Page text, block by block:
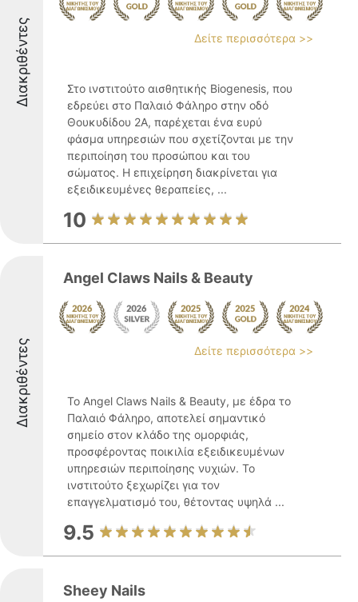
Διακριθέντες Δείτε περισσότερα >>
Στο ινστιτούτο αισθητικής Biogenesis, που
εδρεύει στο Παλαιό Φάληρο στην οδό
Θουκυδίδου 2Α, παρέχεται ένα ευρύ
φάσμα υπηρεσιών που σχετίζονται με την
περιποίηση του προσώπου και του
σώματος. Η επιχείρηση διακρίνεται για
εξειδικευμένες θεραπείες, ...
10
Διακριθέντες
Angel Claws Nails & Beauty
Δείτε περισσότερα >>
Το Angel Claws Nails & Beauty, με έδρα το
Παλαιό Φάληρο, αποτελεί σημαντικό
σημείο στον κλάδο της ομορφιάς,
προσφέροντας ποικιλία εξειδικευμένων
υπηρεσιών περιποίησης νυχιών. Το
ινστιτούτο ξεχωρίζει για τον
επαγγελματισμό του, θέτοντας υψηλά ...
9.5
Sheey Nails